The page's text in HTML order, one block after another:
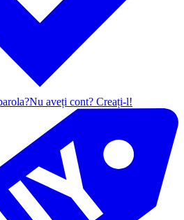
Nu aveți cont? Creați-l!